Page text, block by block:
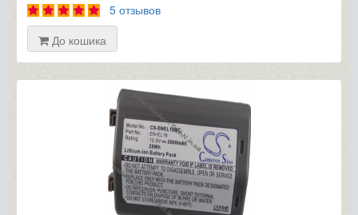
5 отзывов
До кошика